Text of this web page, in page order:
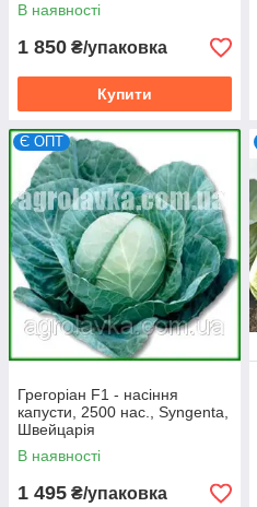
В наявності
1 850 ₴/упаковка
Купити
Є ОПТ
Грегоріан F1 - насіння
капусти, 2500 нас., Syngenta,
Швейцарія
В наявності
1 495 ₴/упаковка